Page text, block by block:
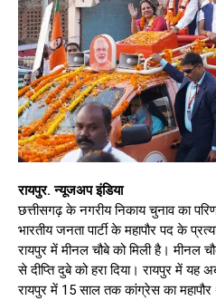
रायपुर. न्यूजअप इंडिया
छत्तीसगढ़ के नगरीय निकाय चुनाव का
भारतीय जनता पार्टी के महापौर पद के
रायपुर में मीनल चौबे को मिली है। मीनल
से दीप्ति दुबे को हरा दिया। रायपुर में
रायपुर में 15 साल तक कांग्रेस का महापौर